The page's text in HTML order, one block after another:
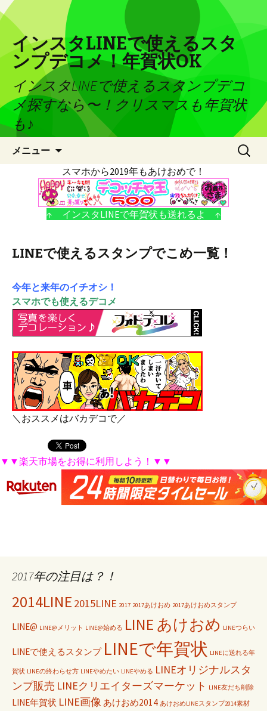
インスタLINEで使えるスタ
ンプデコメ！年賀状OK
インスタLINEで使えるスタンプデコ
メ探すなら〜！クリスマスも年賀状
も♪
メニュー
検
スマホから2019年もあけおめで！
↑ インスタLINEで年賀状も送れるよ ↑
LINEで使えるスタンプでこめ一覧！
今年と来年のイチオシ！
スマホでも使えるデコメ
＼おススメはバカデコで／
▼▼楽天市場をお得に利用しよう！▼▼
2017年の注目は？！
2014LINE 2015LINE 2017 2017あけおめ 2017あけおめスタンプ
LINE@ LINE@メリット LINE@始める LINE あけおめ LINEつらい
LINEで使えるスタンプ LINEで年賀状 LINEに送れる年
賀状 LINEの終わらせ方 LINEやめたい LINEやめる LINEオリジナルスタ
ンプ販売 LINEクリエイターズマーケット LINE友だち削除
LINE年賀状 LINE画像 あけおめ2014 あけおめLINEスタンプ2014素材